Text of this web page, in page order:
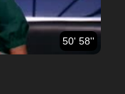
50' 58''